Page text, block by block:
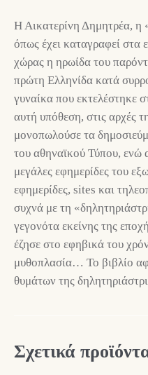
Η Αικατερίνη Δημητρέα, η
όπως έχει καταγραφεί στα
χώρας η ηρωίδα του
πρώτη Ελληνίδα κατά
γυναίκα που εκτελέστηκε
αυτή υπόθεση, στις αρχές
μονοπωλούσε τα
του αθηναϊκού Τύπου, ενώ
μεγάλες εφημερίδες του
εφημερίδες, sites και
συχνά με τη
γεγονότα εκείνης της
έζησε στο εφηβικά του
μυθοπλασία… Το βιβλίο
θυμάτων της
Σχετικά